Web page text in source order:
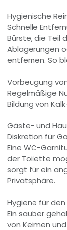
Hygienische
Schnelle
Bürste, die Teil
Ablagerungen
entfernen. So
Vorbeugung
Regelmäßige
Bildung von
Gäste- und
Diskretion für
Eine WC-
der Toilette
sorgt für ein
Privatsphäre.
Hygiene für den
Ein sauber
von Keimen